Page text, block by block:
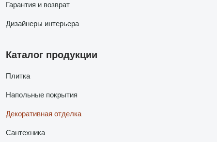
Гарантия и возврат
Дизайнеры интерьера
Каталог продукции
Плитка
Напольные покрытия
Декоративная отделка
Сантехника